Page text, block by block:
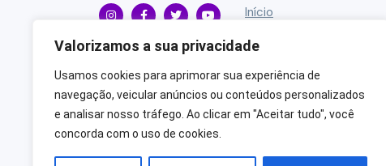
Valorizamos a sua privacidade
Usamos cookies para aprimorar sua experiência de
navegação, veicular anúncios ou conteúdos personalizados
e analisar nosso tráfego. Ao clicar em "Aceitar tudo", você
concorda com o uso de cookies.
Início
Blog
Política de Privacidade